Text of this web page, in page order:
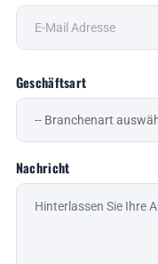
Geschäftsart
Nachricht